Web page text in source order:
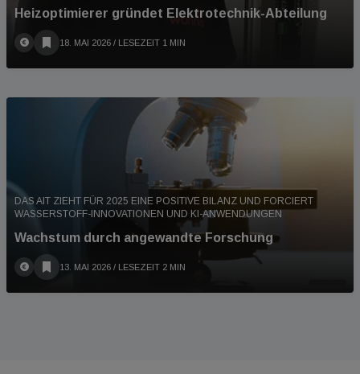
Heizoptimierer gründet Elektrotechnik-Abteilung
18. MAI 2026 / LESEZEIT 1 MIN
DAS AIT ZIEHT FÜR 2025 EINE POSITIVE BILANZ UND FORCIERT
WASSERSTOFF-INNOVATIONEN UND KI-ANWENDUNGEN
Wachstum durch angewandte Forschung
13. MAI 2026 / LESEZEIT 2 MIN